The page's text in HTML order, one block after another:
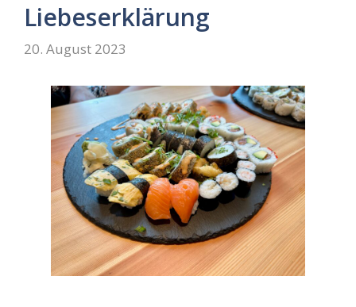
Liebeserklärung
20. August 2023